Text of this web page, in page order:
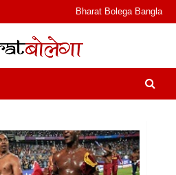
Bharat Bolega Bangla
बोलेगा
और फ़ीचर. भारत बोलेगा हिंदी न्यूज़ वेबसाइट
& Podcast I जानकारी भी समझदारी भी